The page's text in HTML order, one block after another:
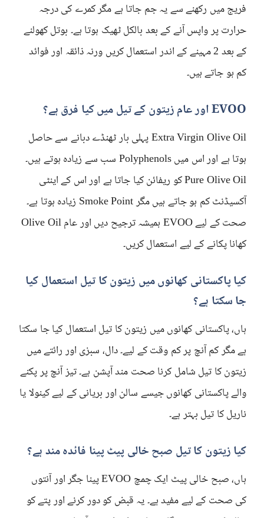
فریج میں رکھنے سے یہ جم جاتا ہے مگر کمرے کی درجہ
حرارت پر واپس آنے کے بعد بالکل ٹھیک ہوتا ہے۔ بوتل کھولنے
کے بعد 2 مہینے کے اندر استعمال کریں ورنہ ذائقہ اور فوائد
کم ہو جاتے ہیں۔
EVOO اور عام زیتون کے تیل میں کیا فرق ہے؟
Extra Virgin Olive Oil پہلی بار ٹھنڈے دبانے سے حاصل
ہوتا ہے اور اس میں Polyphenols سب سے زیادہ ہوتے ہیں۔
Pure Olive Oil کو ریفائن کیا جاتا ہے اور اس کے اینٹی
آکسیڈنٹ کم ہو جاتے ہیں مگر Smoke Point زیادہ ہوتا ہے۔
صحت کے لیے EVOO ہمیشہ ترجیح دیں اور عام Olive Oil
کھانا پکانے کے لیے استعمال کریں۔
کیا پاکستانی کھانوں میں زیتون کا تیل استعمال کیا
جا سکتا ہے؟
ہاں، پاکستانی کھانوں میں زیتون کا تیل استعمال کیا جا سکتا
ہے مگر کم آنچ پر کم وقت کے لیے۔ دال، سبزی اور رائتے میں
زیتون کا تیل شامل کرنا صحت مند آپشن ہے۔ تیز آنچ پر پکنے
والے پاکستانی کھانوں جیسے سالن اور بریانی کے لیے کینولا یا
ناریل کا تیل بہتر ہے۔
کیا زیتون کا تیل صبح خالی پیٹ پینا فائدہ مند ہے؟
ہاں، صبح خالی پیٹ ایک چمچ EVOO پینا جگر اور آنتوں
کی صحت کے لیے مفید ہے۔ یہ قبض کو دور کرنے اور پتے کو